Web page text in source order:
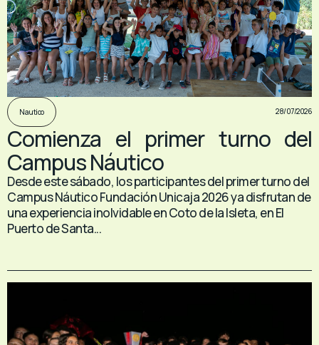
Nautico 28/07/2026
Comienza el primer turno del
Campus Náutico
Desde este sábado, los participantes del primer turno del
Campus Náutico Fundación Unicaja 2026 ya disfrutan de
una experiencia inolvidable en Coto de la Isleta, en El
Puerto de Santa...